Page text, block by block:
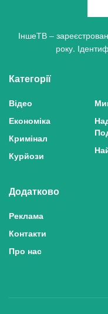
ІншеТВ –
року.
Категорії
Відео
Економіка
Кримінал
Курйози
Додатково
Реклама
Контакти
Про нас